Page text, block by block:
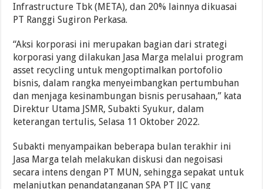
Infrastructure Tbk (META), dan 20% lainnya dikuasai
PT Ranggi Sugiron Perkasa.
“Aksi korporasi ini merupakan bagian dari strategi
korporasi yang dilakukan Jasa Marga melalui program
asset recycling untuk mengoptimalkan portofolio
bisnis, dalam rangka menyeimbangkan pertumbuhan
dan menjaga kesinambungan bisnis perusahaan,” kata
Direktur Utama JSMR, Subakti Syukur, dalam
keterangan tertulis, Selasa 11 Oktober 2022.
Subakti menyampaikan beberapa bulan terakhir ini
Jasa Marga telah melakukan diskusi dan negoisasi
secara intens dengan PT MUN, sehingga sepakat untuk
melanjutkan penandatanganan SPA PT JJC yang